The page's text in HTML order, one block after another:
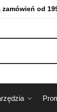
zamówień od